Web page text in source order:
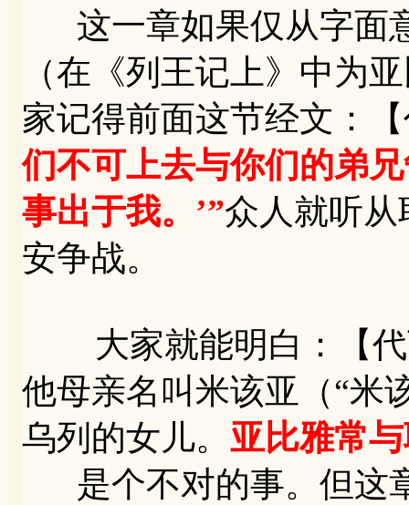
这一章如果仅从字面
（在《列王记上》中为
家记得前面这节经文：
们不可上去与你们的弟
事出于我。’”众人就听
安争战。
大家就能明白：【代
他母亲名叫米该亚（“米
乌列的女儿。 亚比雅常
是个不对的事。但这